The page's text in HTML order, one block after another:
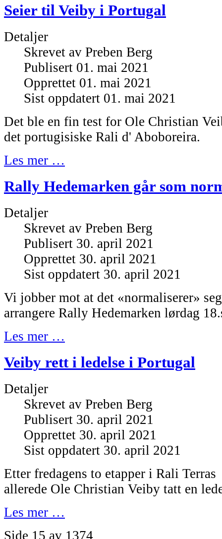
Seier til Veiby i Portugal
Detaljer
Skrevet av Preben Berg
Publisert 01. mai 2021
Opprettet 01. mai 2021
Sist oppdatert 01. mai 2021
Det ble en fin test for Ole Christian
det portugisiske Rali d' Aboboreira.
Les mer …
Rally Hedemarken går som
Detaljer
Skrevet av Preben Berg
Publisert 30. april 2021
Opprettet 30. april 2021
Sist oppdatert 30. april 2021
Vi jobber mot at det «normaliserer»
arrangere Rally Hedemarken lørdag
Les mer …
Veiby rett i ledelse i Portugal
Detaljer
Skrevet av Preben Berg
Publisert 30. april 2021
Opprettet 30. april 2021
Sist oppdatert 30. april 2021
Etter fredagens to etapper i Rali
allerede Ole Christian Veiby tatt en
Les mer …
Side 15 av 1374